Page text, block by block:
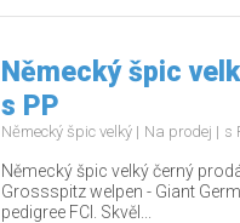
Německý špic
s PP
Německý špic velký Na prodej s
Německý špic velký černý
Grossspitz welpen - Giant
pedigree FCI. Skvěl...